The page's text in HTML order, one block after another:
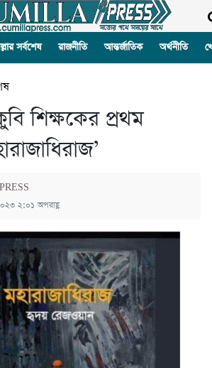
সর্বশেষ রাজনীতি আন্তর্জাতিক অর্থনীতি
শিক্ষকের প্রথম
২:০১ অপরাহ্ণ